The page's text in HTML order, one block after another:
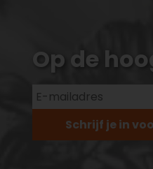
Op de
Schrijf je in